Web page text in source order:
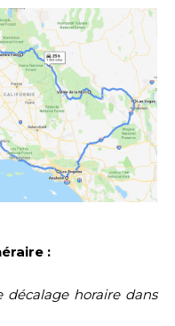
:
décalage horaire dans